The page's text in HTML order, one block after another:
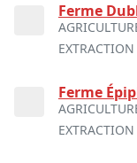
Ferme
Ferme